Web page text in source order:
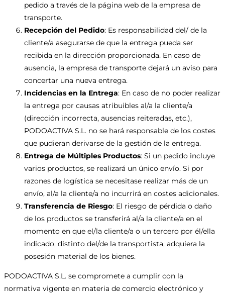
pedido a través de la página web de la empresa de
transporte.
Recepción del Pedido: Es responsabilidad del/ de la
cliente/a asegurarse de que la entrega pueda ser
recibida en la dirección proporcionada. En caso de
ausencia, la empresa de transporte dejará un aviso para
concertar una nueva entrega.
Incidencias en la Entrega: En caso de no poder realizar
la entrega por causas atribuibles al/a la cliente/a
(dirección incorrecta, ausencias reiteradas, etc.),
PODOACTIVA S.L. no se hará responsable de los costes
que pudieran derivarse de la gestión de la entrega.
Entrega de Múltiples Productos: Si un pedido incluye
varios productos, se realizará un único envío. Si por
razones de logística se necesitase realizar más de un
envío, al/a la cliente/a no incurrirá en costes adicionales.
Transferencia de Riesgo: El riesgo de pérdida o daño
de los productos se transferirá al/a la cliente/a en el
momento en que el/la cliente/a o un tercero por él/ella
indicado, distinto del/de la transportista, adquiera la
posesión material de los bienes.
PODOACTIVA S.L. se compromete a cumplir con la
normativa vigente en materia de comercio electrónico y